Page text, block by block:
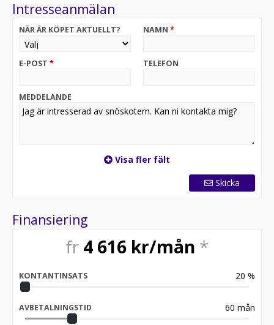
finns tillgängliga
full bandbredd och tMotion XT
KYB Pro 36 EA-3 piggyback skidstötdämpare
Intresseanmälan
NÄR ÄR KÖPET AKTUELLT? NAMN *
E-POST * TELEFON
MEDDELANDE
Visa fler fält
Skicka
Finansiering
fr 4 616 kr/mån *
KONTANTINSATS 20 %
AVBETALNINGSTID 60 mån